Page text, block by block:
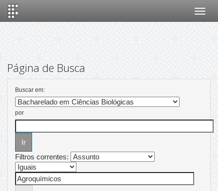
Página de Busca
Buscar em:
por
Filtros correntes: